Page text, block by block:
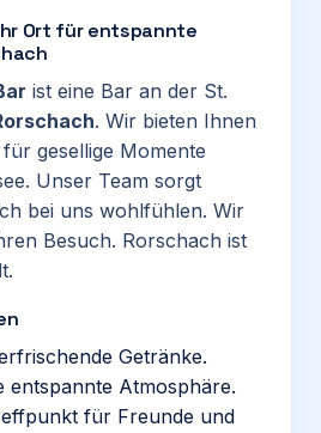
Ort für entspannte
ist eine Bar an der St.
. Wir bieten Ihnen
gesellige Momente
Unser Team sorgt
bei uns wohlfühlen. Wir
Besuch. Rorschach ist
Getränke.
entspannte Atmosphäre.
für Freunde und